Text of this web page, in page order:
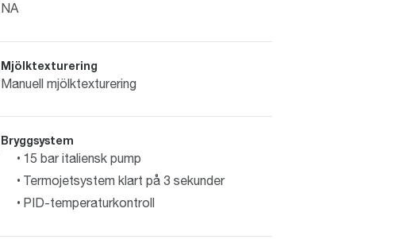
NA
Mjölktexturering
Manuell mjölktexturering
Bryggsystem
15 bar italiensk pump
Termojetsystem klart på 3 sekunder
PID-temperaturkontroll